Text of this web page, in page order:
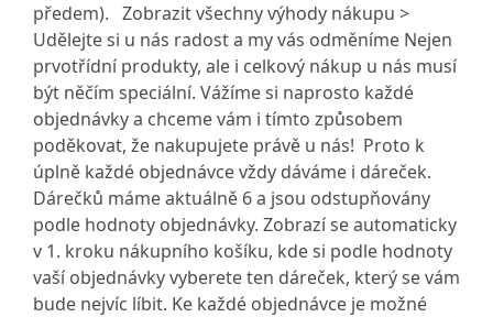
předem). Zobrazit všechny výhody nákupu >
Udělejte si u nás radost a my vás odměníme Nejen
prvotřídní produkty, ale i celkový nákup u nás musí
být něčím speciální. Vážíme si naprosto každé
objednávky a chceme vám i tímto způsobem
poděkovat, že nakupujete právě u nás! Proto k
úplně každé objednávce vždy dáváme i dáreček.
Dárečků máme aktuálně 6 a jsou odstupňovány
podle hodnoty objednávky. Zobrazí se automaticky
v 1. kroku nákupního košíku, kde si podle hodnoty
vaší objednávky vyberete ten dáreček, který se vám
bude nejvíc líbit. Ke každé objednávce je možné